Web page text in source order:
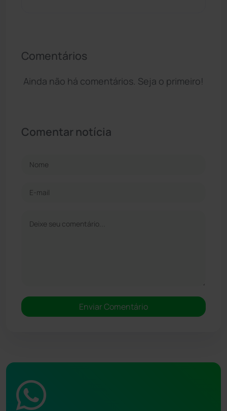
Comentários
Ainda não há comentários. Seja o primeiro!
Comentar notícia